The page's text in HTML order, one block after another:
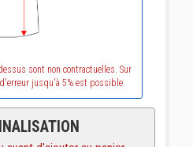
sont non contractuelles. Sur
jusqu'à 5% est possible.